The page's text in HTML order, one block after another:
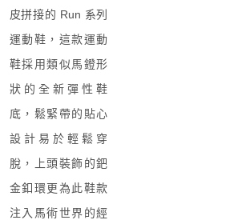
皮拼接的 Run 系列
運動鞋，這款運動
鞋採用類似馬鐙形
狀的全新彈性鞋
底，鬆緊帶的貼心
設計易於輕鬆穿
脫，上頭裝飾的鈀
金釦環更為此鞋款
注入馬術世界的經